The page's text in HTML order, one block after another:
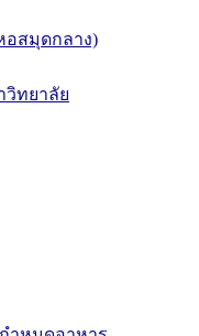
อสมุดกลาง)
ทยาลัย